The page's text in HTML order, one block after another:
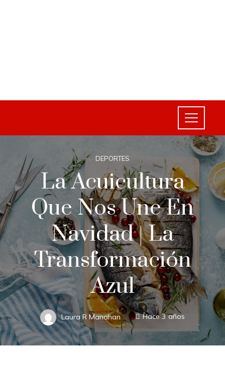
DEPORTES
La Acuicultura
Que Nos Une En
Navidad | La
Transformación
Azul
Laura R Manahan Hace 3 años